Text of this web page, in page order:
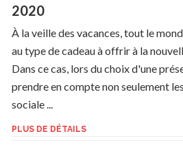
2020
À la veille des vacances, tout le
au type de cadeau à offrir à la
Dans ce cas, lors du choix d'une
prendre en compte non seulement
sociale ...
PLUS DE DÉTAILS